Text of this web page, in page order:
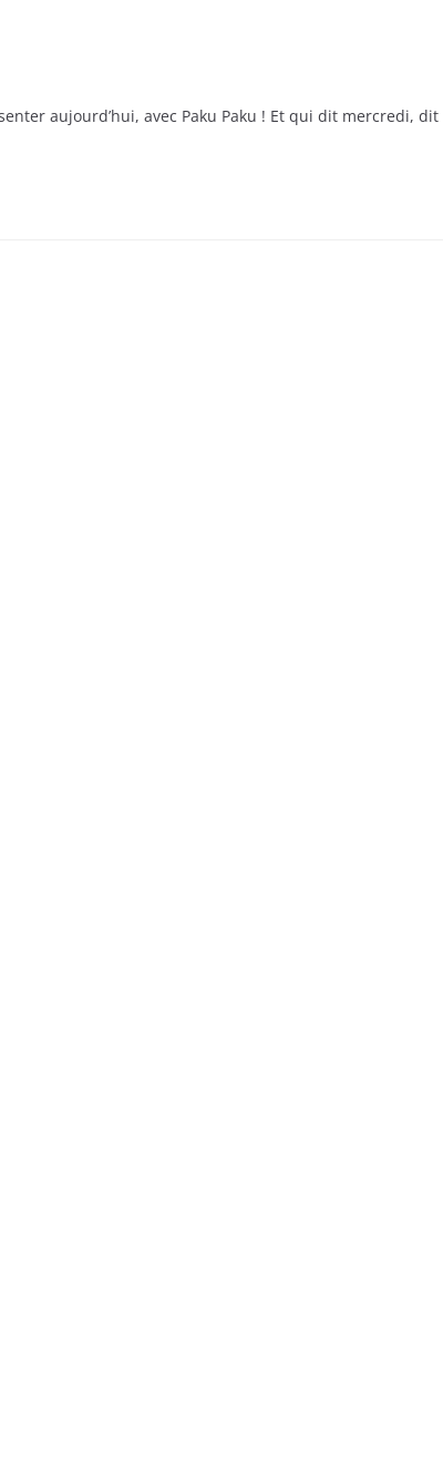
aujourd’hui, avec Paku Paku ! Et qui dit mercredi, dit